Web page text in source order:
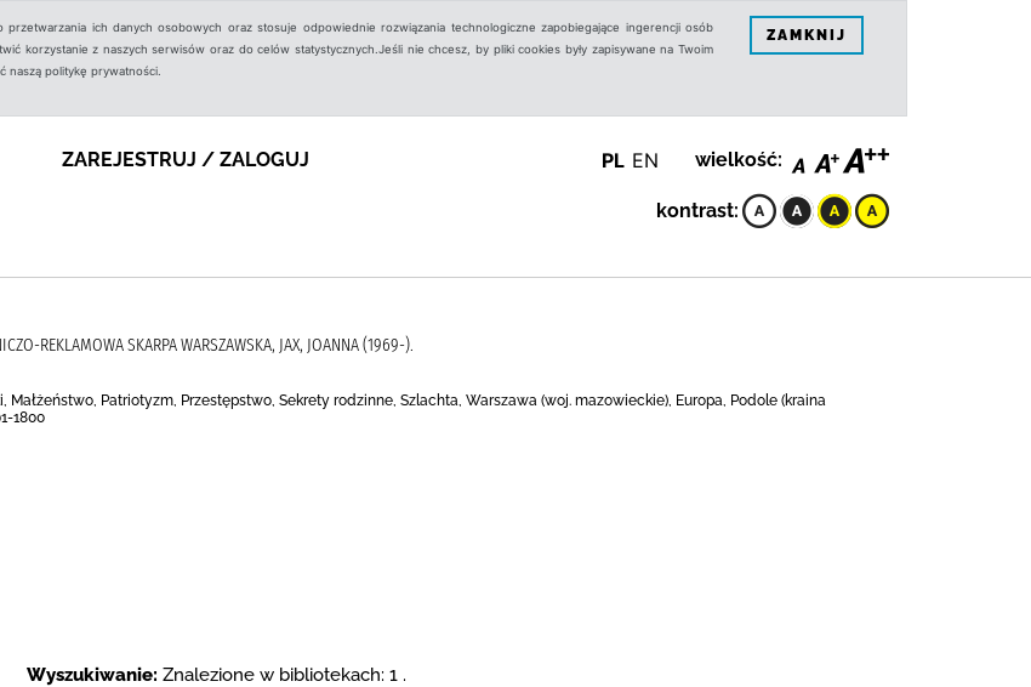
ich danych osobowych oraz stosuje odpowiednie rozwiązania technologiczne zapobiegające ingerencji osób
korzystanie z naszych serwisów oraz do celów statystycznych.Jeśli nie chcesz, by pliki cookies były zapisywane na Twoim
naszą politykę prywatności.
ZAMKNIJ
ZAREJESTRUJ / ZALOGUJ PL EN wielkość:
kontrast:
REKLAMOWA SKARPA WARSZAWSKA, JAX, JOANNA (1969-).
Małżeństwo, Patriotyzm, Przestępstwo, Sekrety rodzinne, Szlachta, Warszawa (woj. mazowieckie), Europa, Podole (kraina
1800
Wyszukiwanie: Znalezione w bibliotekach: 1 .